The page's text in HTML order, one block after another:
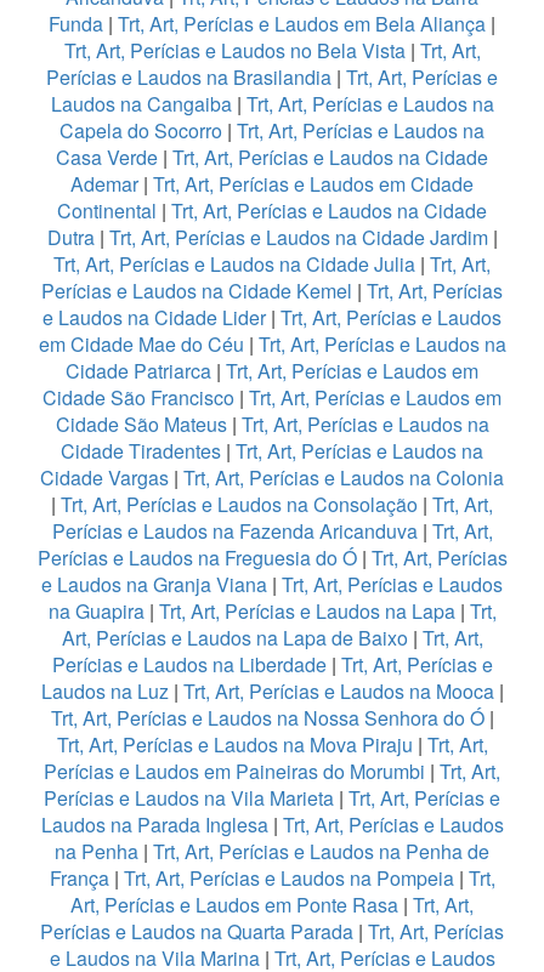
Funda | Trt, Art, Perícias e Laudos em Bela Aliança |
Trt, Art, Perícias e Laudos no Bela Vista| Trt, Art,
Perícias e Laudos na Brasilandia | Trt, Art, Perícias e
Laudos na Cangaiba| Trt, Art, Perícias e Laudos na
Capela do Socorro | Trt, Art, Perícias e Laudos na
Casa Verde | Trt, Art, Perícias e Laudos na Cidade
Ademar| Trt, Art, Perícias e Laudos em Cidade
Continental | Trt, Art, Perícias e Laudos na Cidade
Dutra | Trt, Art, Perícias e Laudos na Cidade Jardim|
Trt, Art, Perícias e Laudos na Cidade Julia | Trt, Art,
Perícias e Laudos na Cidade Kemel | Trt, Art, Perícias
e Laudos na Cidade Lider| Trt, Art, Perícias e Laudos
em Cidade Mae do Céu | Trt, Art, Perícias e Laudos na
Cidade Patriarca | Trt, Art, Perícias e Laudos em
Cidade São Francisco | Trt, Art, Perícias e Laudos em
Cidade São Mateus| Trt, Art, Perícias e Laudos na
Cidade Tiradentes | Trt, Art, Perícias e Laudos na
Cidade Vargas | Trt, Art, Perícias e Laudos na Colonia
| Trt, Art, Perícias e Laudos na Consolação | Trt, Art,
Perícias e Laudos na Fazenda Aricanduva| Trt, Art,
Perícias e Laudos na Freguesia do Ó| Trt, Art, Perícias
e Laudos na Granja Viana | Trt, Art, Perícias e Laudos
na Guapira| Trt, Art, Perícias e Laudos na Lapa| Trt,
Art, Perícias e Laudos na Lapa de Baixo | Trt, Art,
Perícias e Laudos na Liberdade | Trt, Art, Perícias e
Laudos na Luz| Trt, Art, Perícias e Laudos na Mooca|
Trt, Art, Perícias e Laudos na Nossa Senhora do Ó|
Trt, Art, Perícias e Laudos na Mova Piraju | Trt, Art,
Perícias e Laudos em Paineiras do Morumbi | Trt, Art,
Perícias e Laudos na Vila Marieta | Trt, Art, Perícias e
Laudos na Parada Inglesa | Trt, Art, Perícias e Laudos
na Penha | Trt, Art, Perícias e Laudos na Penha de
França | Trt, Art, Perícias e Laudos na Pompeia| Trt,
Art, Perícias e Laudos em Ponte Rasa | Trt, Art,
Perícias e Laudos na Quarta Parada | Trt, Art, Perícias
e Laudos na Vila Marina| Trt, Art, Perícias e Laudos